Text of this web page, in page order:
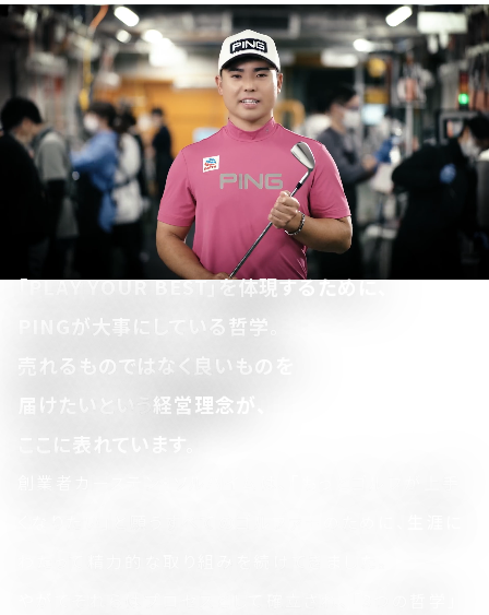
「PLAY YOUR BEST」を体現するために、
PINGが大事にしている哲学。
売れるものではなく良いものを
届けたいという 経営理念が、
ここに表れています。